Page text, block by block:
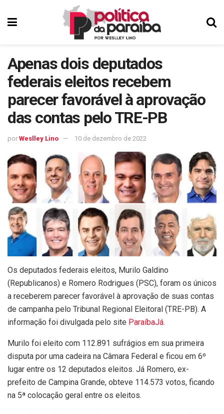
Apenas dois deputados
federais eleitos recebem
parecer favorável à aprovação
das contas pelo TRE-PB
por Weslley Lino 10 de dezembro de 2022
Os deputados federais eleitos, Murilo Galdino
(Republicanos) e Romero Rodrigues (PSC), foram os únicos
a receberem parecer favorável à aprovação de suas contas
de campanha pelo Tribunal Regional Eleitoral (TRE-PB). A
informação foi divulgada pelo site ParaíbaJá.
Murilo foi eleito com 112.891 sufrágios em sua primeira
disputa por uma cadeira na Câmara Federal e ficou em 6º
lugar entre os 12 deputados eleitos. Já Romero, ex-
prefeito de Campina Grande, obteve 114.573 votos, ficando
na 5ª colocação geral entre os eleitos.